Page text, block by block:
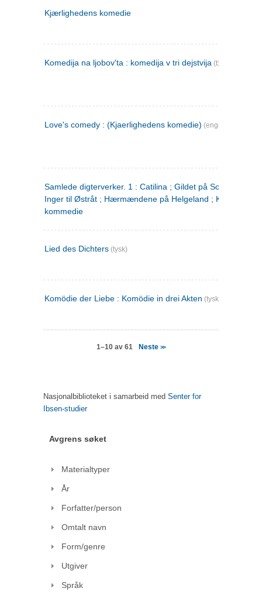
Kjærlighedens komedie
Komedija na ljobov'ta : komedija v tri dejstvija (bulgarsk)
Love's comedy : (Kjaerlighedens komedie) (engelsk)
Samlede digterverker. 1 : Catilina ; Gildet på Solhaug ; Fru
Inger til Østråt ; Hærmændene på Helgeland ;
kommedie
Lied des Dichters (tysk)
Komödie der Liebe : Komödie in drei Akten (tysk)
1–10 av 61 Neste>>
Nasjonalbiblioteket i samarbeid med Senter for
Ibsen-studier
Avgrens søket
Materialtyper
År
Forfatter/person
Omtalt navn
Form/genre
Utgiver
Språk